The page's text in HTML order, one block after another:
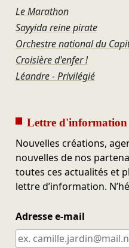
Le Marathon
Sayyida reine pirate
Croisière d'enfer !
Léandre - Privilégié
Lettre d'information
Nouvelles créations,
nouvelles de nos
toutes ces actualités et
lettre d’information.
Adresse e-mail